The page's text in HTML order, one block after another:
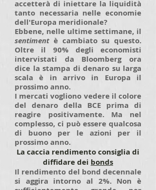
accetterà di iniettare la liquidità
tanto necessaria nelle economie
dell'Europa meridionale?
Ebbene, nelle ultime settimane, il
sentiment è cambiato su questo.
Oltre il 90% degli economisti
intervistati da Bloomberg ora
dice la stampa di denaro su larga
scala è in arrivo in Europa il
prossimo anno.
I mercati vogliono vedere il colore
del denaro della BCE prima di
reagire positivamente. Ma nel
complesso, ci può essere qualcosa
di buono per le azioni per il
prossimo anno.
La caccia rendimento consiglia di
diffidare dei bonds
Il rendimento del bond decennale
si aggira intorno al 2%. Non è